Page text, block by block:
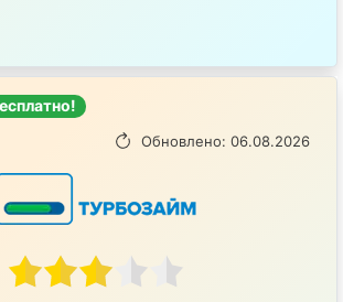
Обновлено: 06.08.2026